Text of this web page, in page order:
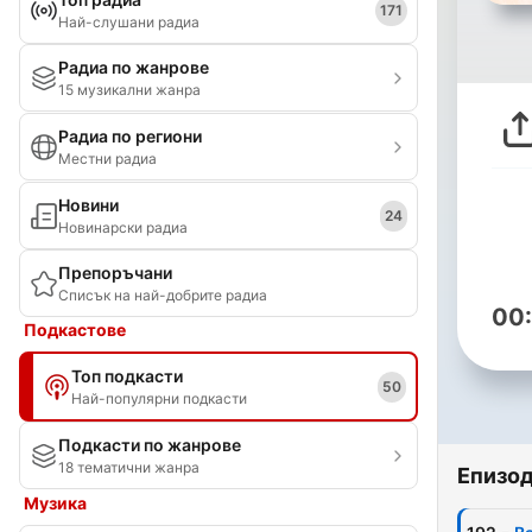
Най-слушани радиа
171
Радиа по жанрове
15 музикални жанра
Радиа по региони
Местни радиа
Новини
Новинарски радиа
24
Препоръчани
Списък на най-добрите радиа
Подкастове
Топ подкасти
Най-популярни подкасти
50
Подкасти по жанрове
18 тематични жанра
Музика